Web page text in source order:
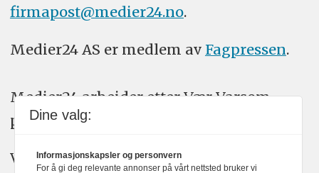
firmapost@medier24.no.
Medier24 AS er medlem av Fagpressen.
Medier24 arbeider etter Vær Varsom-
plakatens regler for god presseskikk.
Vi bruker KI-verktøy som ChatGPT,
Dine valg:
Informasjonskapsler og personvern
For å gi deg relevante annonser på vårt nettsted bruker vi